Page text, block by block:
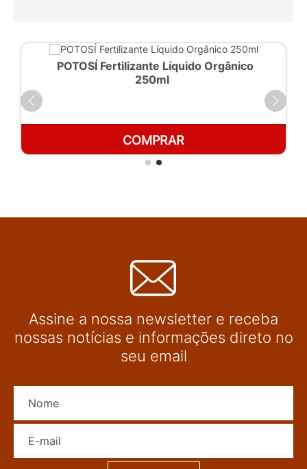
POTOSÍ Fertilizante Líquido Orgânico
250ml
COMPRAR
Assine a nossa newsletter e receba
nossas notícias e informações direto no
seu email